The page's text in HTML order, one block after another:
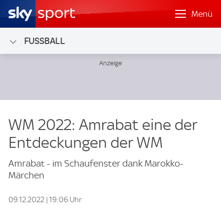
Menü
FUSSBALL
WM 2022: Amrabat eine der
Entdeckungen der WM
Amrabat - im Schaufenster dank Marokko-
Märchen
09.12.2022 | 19:06 Uhr